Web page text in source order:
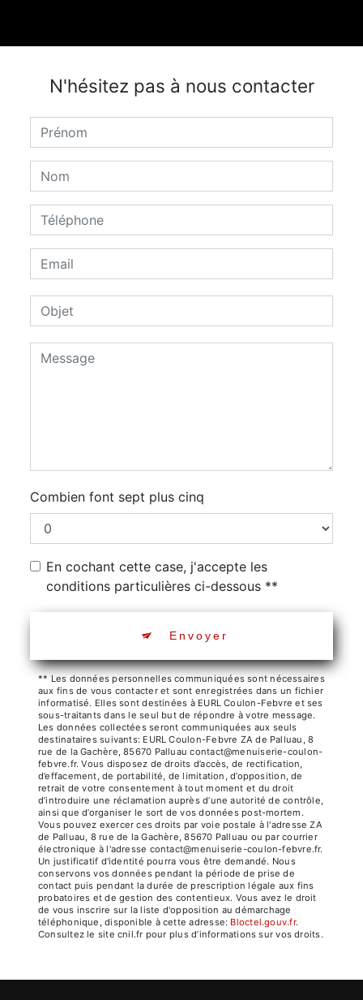
N'hésitez pas à nous contacter
Combien font sept plus cinq
En cochant cette case, j'accepte les
conditions particulières ci-dessous **
Envoyer
** Les données personnelles communiquées sont nécessaires
aux fins de vous contacter et sont enregistrées dans un fichier
informatisé. Elles sont destinées à EURL Coulon-Febvre et ses
sous-traitants dans le seul but de répondre à votre message.
Les données collectées seront communiquées aux seuls
destinataires suivants: EURL Coulon-Febvre ZA de Palluau, 8
rue de la Gachère, 85670 Palluau contact@menuiserie-coulon-
febvre.fr. Vous disposez de droits d’accès, de rectification,
d’effacement, de portabilité, de limitation, d’opposition, de
retrait de votre consentement à tout moment et du droit
d’introduire une réclamation auprès d’une autorité de contrôle,
ainsi que d’organiser le sort de vos données post-mortem.
Vous pouvez exercer ces droits par voie postale à l'adresse ZA
de Palluau, 8 rue de la Gachère, 85670 Palluau ou par courrier
électronique à l'adresse contact@menuiserie-coulon-febvre.fr.
Un justificatif d'identité pourra vous être demandé. Nous
conservons vos données pendant la période de prise de
contact puis pendant la durée de prescription légale aux fins
probatoires et de gestion des contentieux. Vous avez le droit
de vous inscrire sur la liste d'opposition au démarchage
téléphonique, disponible à cette adresse:
Bloctel.gouv.fr.
Consultez le site cnil.fr pour plus d’informations sur vos droits.